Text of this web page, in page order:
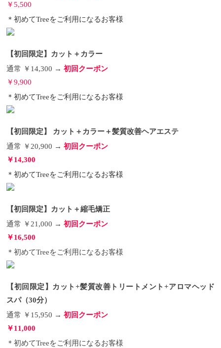
￥5,500
＊初めてTreeをご利用になるお客様
【初回限定】カット＋カラー
通常 ￥14,300 → 初回クーポン
￥9,900
＊初めてTreeをご利用になるお客様
【初回限定】 カット＋カラー＋髪質改善ヘアエステ
通常 ￥20,900 → 初回クーポン
￥14,300
＊初めてTreeをご利用になるお客様
【初回限定】カット＋縮毛矯正
通常 ￥21,000 → 初回クーポン
￥16,500
＊初めてTreeをご利用になるお客様
【初回限定】カット+髪質改善トリートメント+アロマヘッド
スパ（30分）
通常 ￥15,950 → 初回クーポン
￥11,000
＊初めてTreeをご利用になるお客様